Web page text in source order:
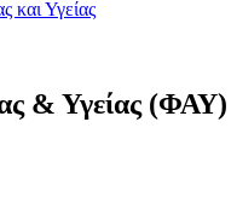
και Υγείας
& Υγείας (ΦΑΥ)